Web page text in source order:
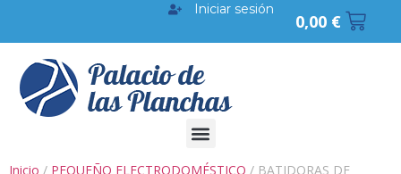
0,00 €
Iniciar sesión
Inicio / PEQUEÑO ELECTRODOMÉSTICO / BATIDORAS DE